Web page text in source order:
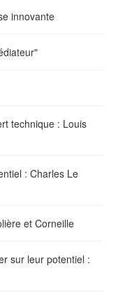
innovante
technique : Louis
: Charles Le
et Corneille
sur leur potentiel :